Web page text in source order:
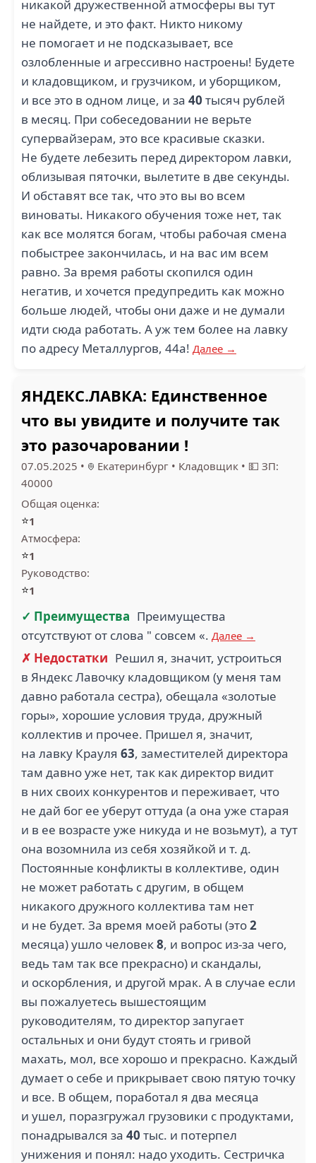
никакой дружественной атмосферы вы тут
не найдете, и это факт. Никто никому
не помогает и не подсказывает, все
озлобленные и агрессивно настроены! Будете
и кладовщиком, и грузчиком, и уборщиком,
и все это в одном лице, и за 40 тысяч рублей
в месяц. При собеседовании не верьте
супервайзерам, это все красивые сказки.
Не будете лебезить перед директором лавки,
облизывая пяточки, вылетите в две секунды.
И обставят все так, что это вы во всем
виноваты. Никакого обучения тоже нет, так
как все молятся богам, чтобы рабочая смена
побыстрее закончилась, и на вас им всем
равно. За время работы скопился один
негатив, и хочется предупредить как можно
больше людей, чтобы они даже и не думали
идти сюда работать. А уж тем более на лавку
по адресу Металлургов, 44а! Далее →
ЯНДЕКС.ЛАВКА: Единственное
что вы увидите и получите так
это разочаровании !
07.05.2025 • Екатеринбург • Кладовщик • 💵 ЗП:
40000
Общая оценка:
⭐1
Атмосфера:
⭐1
Руководство:
⭐1
✓ Преимущества Преимущества
отсутствуют от слова " совсем «. Далее →
✗ Недостатки Решил я, значит, устроиться
в Яндекс Лавочку кладовщиком (у меня там
давно работала сестра), обещала «золотые
горы», хорошие условия труда, дружный
коллектив и прочее. Пришел я, значит,
на лавку Крауля 63, заместителей директора
там давно уже нет, так как директор видит
в них своих конкурентов и переживает, что
не дай бог ее уберут оттуда (а она уже старая
и в ее возрасте уже никуда и не возьмут), а тут
она возомнила из себя хозяйкой и т. д.
Постоянные конфликты в коллективе, один
не может работать с другим, в общем
никакого дружного коллектива там нет
и не будет. За время моей работы (это2
месяца) ушло человек8, и вопрос из-за чего,
ведь там так все прекрасно) и скандалы,
и оскорбления, и другой мрак. А в случае если
вы пожалуетесь вышестоящим
руководителям, то директор запугает
остальных и они будут стоять и гривой
махать, мол, все хорошо и прекрасно. Каждый
думает о себе и прикрывает свою пятую точку
и все. В общем, поработал я два месяца
и ушел, поразгружал грузовики с продуктами,
понадрывался за 40 тыс. и потерпел
унижения и понял: надо уходить. Сестричка